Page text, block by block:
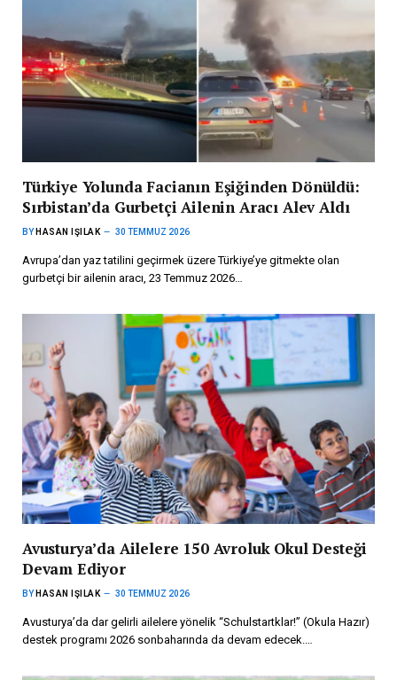
Türkiye Yolunda Facianın Eşiğinden Dönüldü:
Sırbistan’da Gurbetçi Ailenin Aracı Alev Aldı
BY HASAN IŞILAK 30 TEMMUZ 2026
Avrupa’dan yaz tatilini geçirmek üzere Türkiye’ye gitmekte olan
gurbetçi bir ailenin aracı, 23 Temmuz 2026…
Avusturya’da Ailelere 150 Avroluk Okul Desteği
Devam Ediyor
BY HASAN IŞILAK 30 TEMMUZ 2026
Avusturya’da dar gelirli ailelere yönelik “Schulstartklar!” (Okula Hazır)
destek programı 2026 sonbaharında da devam edecek.…